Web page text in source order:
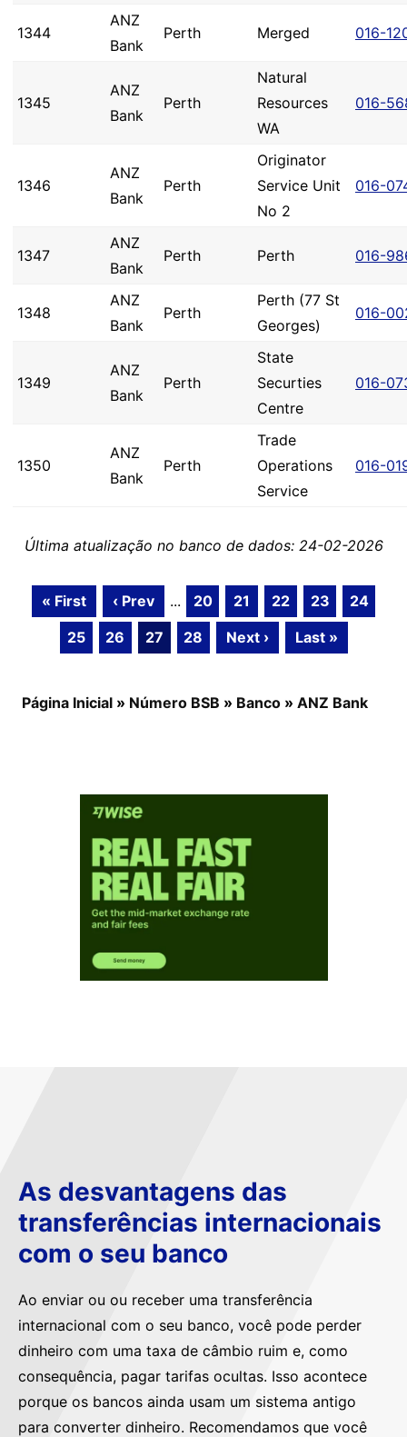
1344
ANZ
Bank
Perth Merged 016-
1345
ANZ
Bank
Perth
Natural
Resources
WA
016-
1346
ANZ
Bank
Perth
Originator
Service Unit
No 2
016-
1347
ANZ
Bank
Perth Perth 016-
1348
ANZ
Bank
Perth
Perth (77 St
Georges)
016-
1349
ANZ
Bank
Perth
State
Securties
Centre
016-
1350
ANZ
Bank
Perth
Trade
Operations
Service
016-
Última atualização no banco de dados: 24-02-2026
« First ‹ Prev ... 20 21 22 23
24
25
26 27 28 Next › Last »
Página Inicial » Número BSB » Banco » ANZ Bank
As desvantagens das
transferências internacionais
com o seu banco
Ao enviar ou ou receber uma transferência
internacional com o seu banco, você pode perder
dinheiro com uma taxa de câmbio ruim e, como
consequência, pagar tarifas ocultas. Isso acontece
porque os bancos ainda usam um sistema antigo
para converter dinheiro. Recomendamos que você